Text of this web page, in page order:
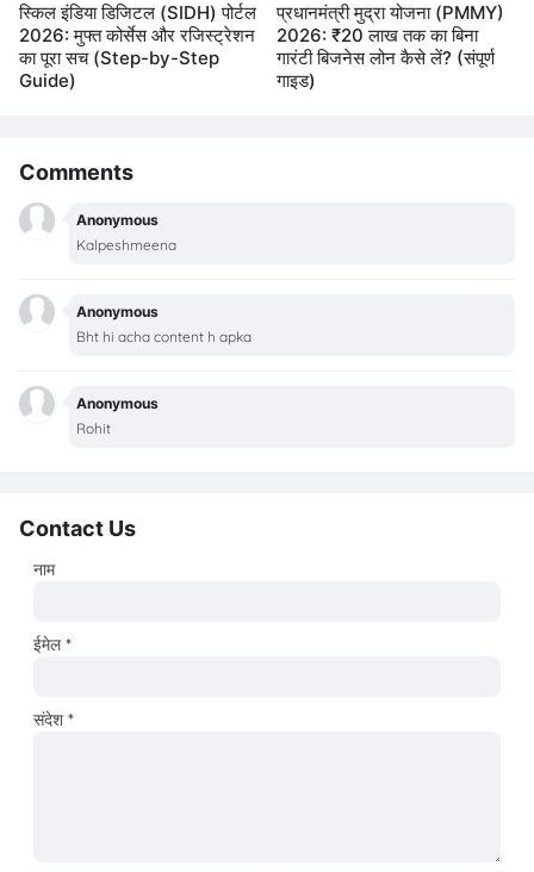
स्किल इंडिया डिजिटल (SIDH) पोर्टल
2026: मुफ्त कोर्सेस और रजिस्ट्रेशन
का पूरा सच (Step-by-Step
Guide)
प्रधानमंत्री मुद्रा योजना (PMMY)
2026: ₹20 लाख तक का बिना
गारंटी बिजनेस लोन कैसे लें? (संपूर्ण
गाइड)
Comments
Anonymous
Kalpeshmeena
Anonymous
Bht hi acha content h apka
Anonymous
Rohit
Contact Us
नाम
ईमेल*
संदेश*